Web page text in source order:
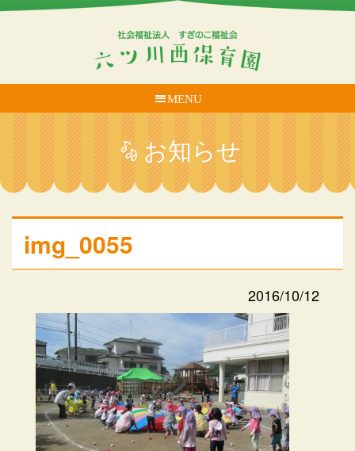
MENU
お知らせ
img_0055
2016/10/12